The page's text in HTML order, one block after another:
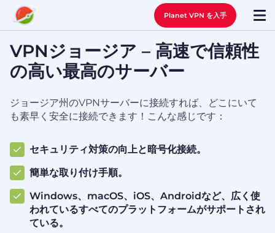
Planet VPN を入手
VPNジョージア – 高速で信頼性
の高い最高のサーバー
ジョージア州のVPNサーバーに接続すれば、どこにいて
も素早く安全に接続できます！こんな感じです：
セキュリティ対策の向上と暗号化接続。
簡単な取り付け手順。
Windows、macOS、iOS、Androidなど、広く使
われているすべてのプラットフォームがサポートされ
ている。